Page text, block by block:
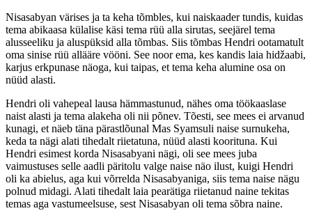
Nisasabyan värises ja ta keha tõmbles, kui naiskaader tundis, kuidas
tema abikaasa külalise käsi tema rüü alla sirutas, seejärel tema
alusseeliku ja aluspüksid alla tõmbas. Siis tõmbas Hendri ootamatult
oma sinise rüü allääre vööni. See noor ema, kes kandis laia hidžaabi,
karjus erkpunase näoga, kui taipas, et tema keha alumine osa on
nüüd alasti.
Hendri oli vahepeal lausa hämmastunud, nähes oma töökaaslase
naist alasti ja tema alakeha oli nii põnev. Tõesti, see mees ei arvanud
kunagi, et näeb täna pärastlõunal Mas Syamsuli naise surnukeha,
keda ta nägi alati tihedalt riietatuna, nüüd alasti koorituna. Kui
Hendri esimest korda Nisasabyani nägi, oli see mees juba
vaimustuses selle aadli päritolu valge naise näo ilust, kuigi Hendri
oli ka abielus, aga kui võrrelda Nisasabyaniga, siis tema naise nägu
polnud midagi. Alati tihedalt laia pearätiga riietanud naine tekitas
temas aga vastumeelsuse, sest Nisasabyan oli tema sõbra naine.